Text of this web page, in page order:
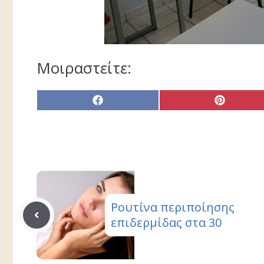
Μοιραστείτε:
Share
on
Share
on
Ρουτίνα περιποίησης
επιδερμίδας στα 30